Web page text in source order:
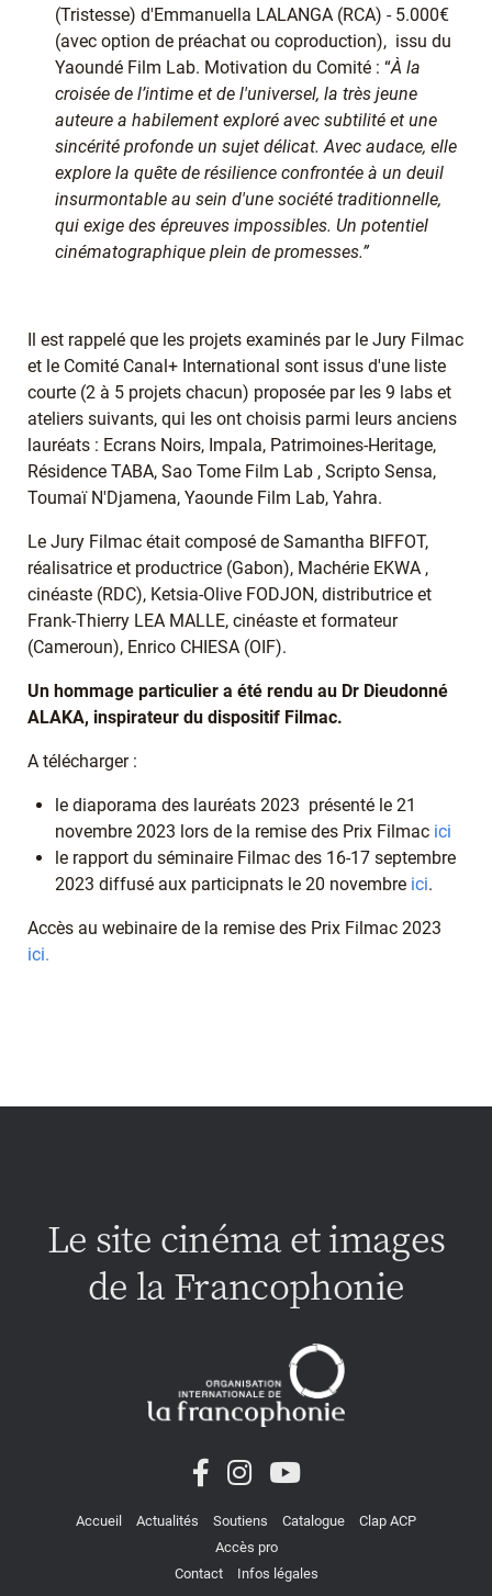
(Tristesse) d'Emmanuella LALANGA (RCA) - 5.000€
(avec option de préachat ou coproduction), issu du
Yaoundé Film Lab. Motivation du Comité : “À la
croisée de l’intime et de l'universel, la très jeune
auteure a habilement exploré avec subtilité et une
sincérité profonde un sujet délicat. Avec audace, elle
explore la quête de résilience confrontée à un deuil
insurmontable au sein d'une société traditionnelle,
qui exige des épreuves impossibles. Un potentiel
cinématographique plein de promesses.”
Il est rappelé que les projets examinés par le Jury Filmac
et le Comité Canal+ International sont issus d'une liste
courte (2 à 5 projets chacun) proposée par les 9 labs et
ateliers suivants, qui les ont choisis parmi leurs anciens
lauréats : Ecrans Noirs, Impala, Patrimoines-Heritage,
Résidence TABA, Sao Tome Film Lab , Scripto Sensa,
Toumaï N'Djamena, Yaounde Film Lab, Yahra.
Le Jury Filmac était composé de Samantha BIFFOT,
réalisatrice et productrice (Gabon), Machérie EKWA ,
cinéaste (RDC), Ketsia-Olive FODJON, distributrice et
Frank-Thierry LEA MALLE, cinéaste et formateur
(Cameroun), Enrico CHIESA (OIF).
Un hommage particulier a été rendu au Dr Dieudonné
ALAKA, inspirateur du dispositif Filmac.
A télécharger :
le diaporama des lauréats 2023 présenté le 21
novembre 2023 lors de la remise des Prix Filmac ici
le rapport du séminaire Filmac des 16-17 septembre
2023 diffusé aux participnats le 20 novembre ici.
Accès au webinaire de la remise des Prix Filmac 2023
ici.
Le site cinéma et images
de la Francophonie
Accueil Actualités Soutiens Catalogue
Clap ACP
Accès pro
Contact
Infos légales